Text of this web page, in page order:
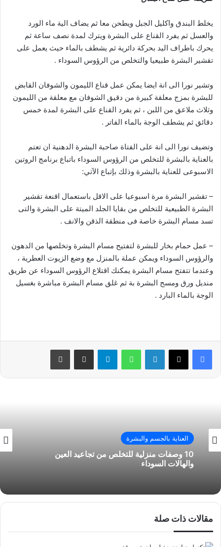
يخلط البندق واكليل الجبل ويطحن معا ثم يضاف الية ماء الورد
والعسل ثم يفرد القناع على البشرة ويترك لمدة نصف ساعة ثم
يحرك باطراف اليد بحركة دائرية ثم يشطف بالماء حيث يعمل على
تقشير البشرة طبيعيا والتخلص من الرؤوس السوداء .
وتشير نورا الى انة ايضا يمكن عمل قناع الليمون والشوفان القابض
للبشرة بمزج معلقة كبيرة من دقيق الشوفان مع معلقة من الليمون
وثلاث ملاعق من اللبن ، ثم يفرد القناع على البشرة لمدة خمس
دقائق ثم يشطف الوجة بالماء الفاتر .
وتضيف نورا الى انة على الفتاة صاحبة البشرة الدهنية ان تعتم
بالعناية بالبشرة للتخلص من الرؤوس السوداء باتباع برنامج الروتين
الاسبوعى للعناية بالبشرة وذلك بإتباع الآتي:
– تقشير البشرة مرة اسبوعيا على الاقل باستعمال اقنعة تقشير
البشرة الطبيعية للتخلص من بقايا الجلد الميتة على البشرة والتى
تسد مسام البشرة خاصة فى منطقة الذقن والانف .
– عمل حمام بخار للبشرة لتفتيح مسام البشرة وتخلصها من الدهون
والرؤوس السوداء ويمكن عملة بالمنزل مع وضع الزيوت العطرية ،
وعندما تتفتح مسام البشرة يمكنك اقتلاع الرؤوس السوداء عن طريق
منديل ورق ومسح البشرة بة ثم غلق مسام البشرة مباشرة بغسيل
الوجة بالماء البارد .
فيسبوك لينكدإن واتساب
العناية بالجسم والبشرة
10 وصفات منزلية للتخلص من تجاعيد العين
والهالات السوداء
مقالات ذات صلة